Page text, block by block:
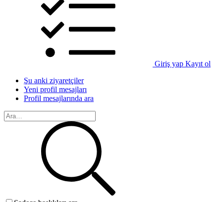
Giriş yap Kayıt ol
Şu anki ziyaretçiler
Yeni profil mesajları
Profil mesajlarında ara